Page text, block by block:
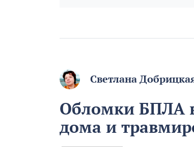
Светлана
Обломки БПЛА
дома и